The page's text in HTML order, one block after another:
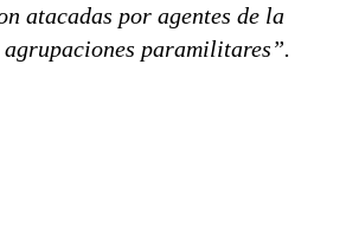
atacadas por agentes de la
paramilitares”.